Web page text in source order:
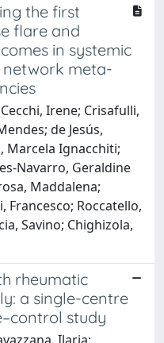
the first
flare and
in systemic
network meta-
Irene; Crisafulli,
de Jesús,
Marcela Ignacchiti;
Navarro, Geraldine
Maddalena;
Francesco; Roccatello,
Savino; Chighizola,
rheumatic
a single-centre
study